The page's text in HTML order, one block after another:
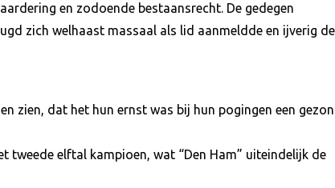
en zodoende bestaansrecht. De gedegen
zich welhaast massaal als lid aanmeldde en ijverig de
zien, dat het hun ernst was bij hun pogingen een
tweede elftal kampioen, wat “Den Ham” uiteindelijk de